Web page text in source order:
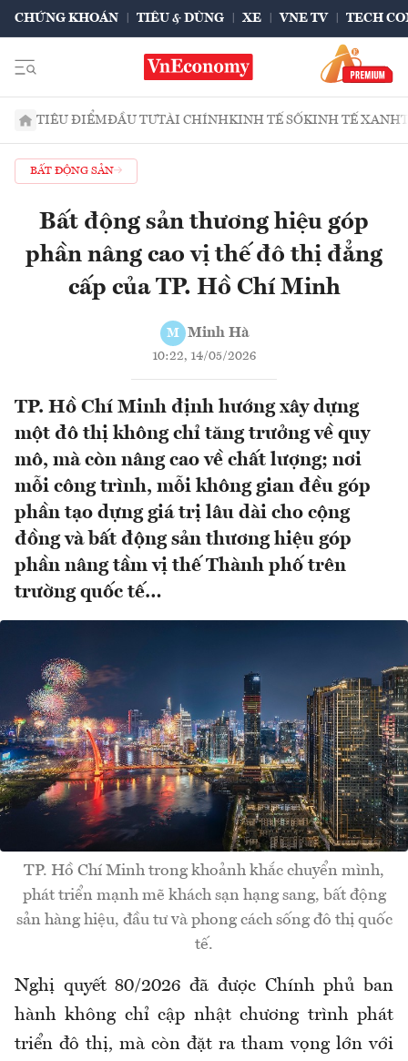
CHỨNG KHOÁN TIÊU & DÙNG XE VNE TV TECH
TIÊU ĐIỂMĐẦU TƯTÀI CHÍNHKINH TẾ SỐKINH TẾ XANH
BẤT ĐỘNG SẢN
Bất động sản thương hiệu góp
phần nâng cao vị thế đô thị đẳng
cấp của TP. Hồ Chí Minh
M Minh Hà
10:22, 14/05/2026
TP. Hồ Chí Minh định hướng xây dựng
một đô thị không chỉ tăng trưởng về quy
mô, mà còn nâng cao về chất lượng; nơi
mỗi công trình, mỗi không gian đều góp
phần tạo dựng giá trị lâu dài cho cộng
đồng và bất động sản thương hiệu góp
phần nâng tầm vị thế Thành phố trên
trường quốc tế…
TP. Hồ Chí Minh trong khoảnh khắc chuyển mình,
phát triển mạnh mẽ khách sạn hạng sang, bất động
sản hàng hiệu, đầu tư và phong cách sống đô thị quốc
tế.
Nghị quyết 80/2026 đã được Chính phủ ban
hành không chỉ cập nhật chương trình phát
triển đô thị, mà còn đặt ra tham vọng lớn với